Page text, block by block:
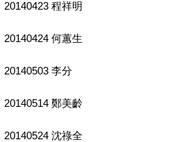
20140423 程祥明
20140424 何蕙生
20140503 李分
20140514 鄭美齡
20140524 沈祿全